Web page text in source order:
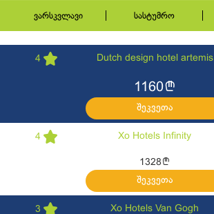
ვარსკვლავი სასტუმრო
4 Dutch design hotel artemis
1160l
შეკვეთა
4 Xo Hotels Infinity
1328 l
შეკვეთა
3 Xo Hotels Van Gogh